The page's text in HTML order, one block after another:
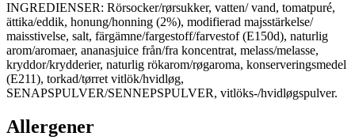
INGREDIENSER: Rörsocker/rørsukker, vatten/ vand, tomatpuré,
ättika/eddik, honung/honning (2%), modifierad majsstärkelse/
maisstivelse, salt, färgämne/fargestoff/farvestof (E150d), naturlig
arom/aromaer, ananasjuice från/fra koncentrat, melass/melasse,
kryddor/krydderier, naturlig rökarom/røgaroma, konserveringsmedel
(E211), torkad/tørret vitlök/hvidløg,
SENAPSPULVER/SENNEPSPULVER, vitlöks-/hvidløgspulver.
Allergener